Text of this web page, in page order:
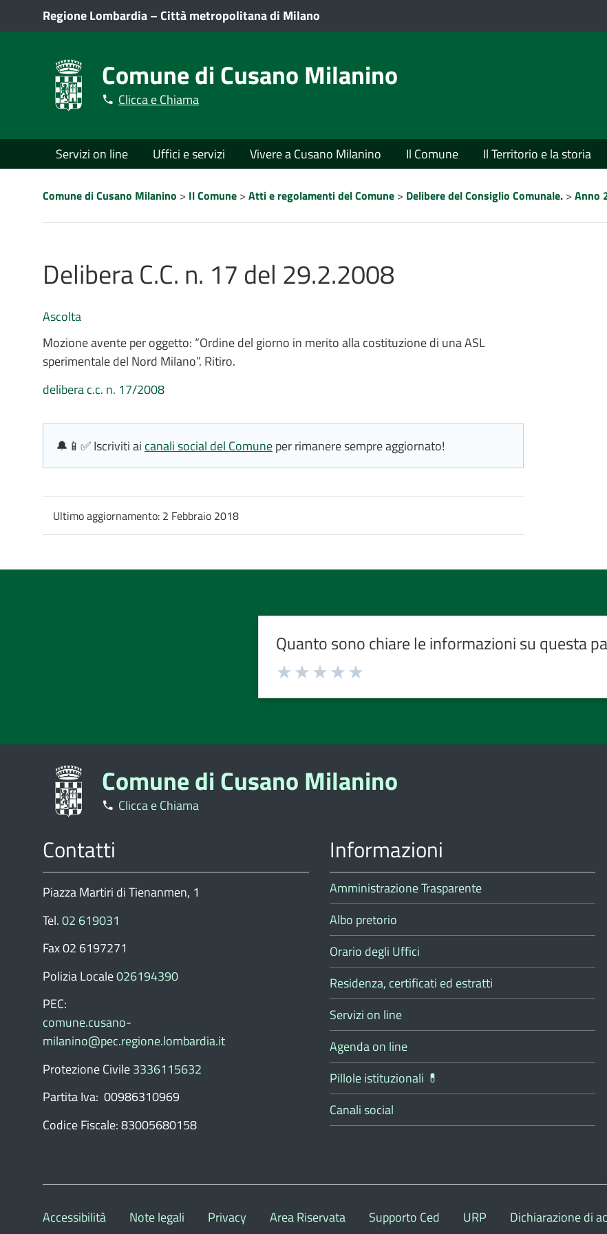
Regione Lombardia–Città metropolitana di Milano
Comune di Cusano Milanino
Clicca e Chiama
Menù
principaleServizi on line Uffici e servizi Vivere a Cusano Milanino Il Comune Il Territorio e la storia
Percorso
a
di
Comune di Cusano Milanino > Il Comune > Atti e regolamenti del Comune > Delibere del Consiglio Comunale. > Anno
Delibera C.C. n. 17 del 29.2.2008
Ascolta
Mozione avente per oggetto: “Ordine del giorno in merito alla costituzione di una ASL
sperimentale del Nord Milano”. Ritiro.
delibera c.c. n. 17/2008
🔔📱✅ Iscriviti ai canali social del Comuneper rimanere sempre aggiornato!
Ultimo aggiornamento: 2 Febbraio 2018
Quanto sono chiare le informazioni su questa
Comune di Cusano Milanino
Clicca e Chiama
Contatti
Piazza Martiri di Tienanmen, 1
Tel.02 619031
Fax 02 6197271
Polizia Locale026194390
PEC:
comune.cusano-
milanino@pec.regione.lombardia.it
Protezione Civile3336115632
Partita Iva: 00986310969
Codice Fiscale: 83005680158
Informazioni
Amministrazione Trasparente
Albo pretorio
Orario degli Uffici
Residenza, certificati ed estratti
Servizi on line
Agenda on line
Pillole istituzionali 💊
Canali social
Accessibilità Note legali Privacy Area Riservata Supporto Ced URP Dichiarazione di